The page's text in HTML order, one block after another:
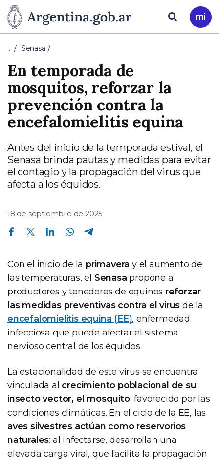
Presidencia
de
la
Nación
Pasar al contenido principal
Ir
a
Buscar
… Senasa
En temporada de
mosquitos, reforzar la
prevención contra la
encefalomielitis equina
Antes del inicio de la temporada estival, el
Senasa brinda pautas y medidas para evitar
el contagio y la propagación del virus que
afecta a los équidos.
18 de septiembre de 2025
Compartir en Facebook Compartir en Twitter Compartir en Linkedin Compartir en Whatsapp
Con el inicio de la primavera y el aumento de
las temperaturas, el Senasa propone a
productores y tenedores de equinos reforzar
las medidas preventivas contra el virus de la
encefalomielitis equina (EE), enfermedad
infecciosa que puede afectar el sistema
nervioso central de los équidos.
La estacionalidad de este virus se encuentra
vinculada al crecimiento poblacional de su
insecto vector, el mosquito, favorecido por las
condiciones climáticas. En el ciclo de la EE, las
aves silvestres actúan como reservorios
naturales: al infectarse, desarrollan una
elevada carga viral, que facilita la propagación